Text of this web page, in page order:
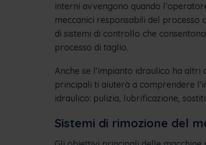
interni avvengono quando
meccanici responsabili del processo
di sistemi di controllo che
processo di taglio.
Anche se l’impianto idraulico ha
principali ti aiuterà a comprendere
idraulico: pulizia, lubrificazione,
Sistemi di rimozione del